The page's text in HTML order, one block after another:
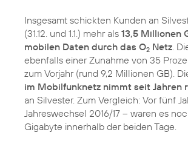
Insgesamt schickten Kunden an
(31.12. und 1.1.) mehr als 13,5 Millionen
mobilen Daten durch das O2 Netz .
ebenfalls einer Zunahme von 35
zum Vorjahr (rund 9,2 Millionen GB).
im Mobilfunknetz nimmt seit Jahren
an Silvester. Zum Vergleich: Vor fünf
Jahreswechsel 2016/17 – waren es
Gigabyte innerhalb der beiden Tage.